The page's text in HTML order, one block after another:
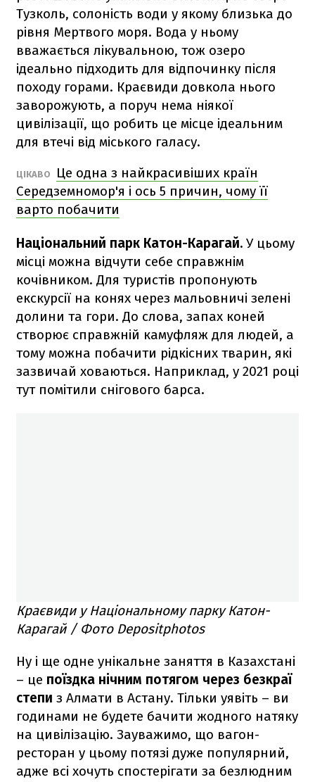
Тузколь, солоність води у якому близька до
рівня Мертвого моря. Вода у ньому
вважається лікувальною, тож озеро
ідеально підходить для відпочинку після
походу горами. Краєвиди довкола нього
заворожують, а поруч нема ніякої
цивілізації, що робить це місце ідеальним
для втечі від міського галасу.
ЦІКАВО
Це одна з найкрасивіших країн
Середземномор'я і ось 5 причин, чому її
варто побачити
Національний парк Катон-Карагай. У цьому
місці можна відчути себе справжнім
кочівником. Для туристів пропонують
екскурсії на конях через мальовничі зелені
долини та гори. До слова, запах коней
створює справжній камуфляж для людей, а
тому можна побачити рідкісних тварин, які
зазвичай ховаються. Наприклад, у 2021 році
тут помітили снігового барса.
Краєвиди у Національному парку Катон-
Карагай / Фото Depositphotos
Ну і ще одне унікальне заняття в Казахстані
– це поїздка нічним потягом через безкраї
степи з Алмати в Астану. Тільки уявіть – ви
годинами не будете бачити жодного натяку
на цивілізацію. Зауважимо, що вагон-
ресторан у цьому потязі дуже популярний,
адже всі хочуть спостерігати за безлюдним